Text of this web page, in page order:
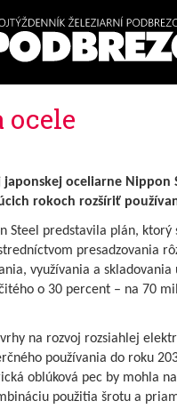
ocele
japonskej oceliarne
rokoch rozšíriť
Steel predstavila plán,
presadzovania
využívania a
o 30 percent – na 70
na rozvoj rozsiahlej
používania do roku
oblúková pec by mohla
použitia šrotu a